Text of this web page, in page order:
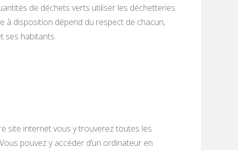
de déchets verts utiliser les déchetteries
à disposition dépend du respect de chacun,
ses habitants.
site internet vous y trouverez toutes les
pouvez y accéder d’un ordinateur en